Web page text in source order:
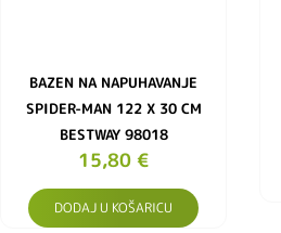
BAZEN NA NAPUHAVANJE
SPIDER-MAN 122 X 30 CM
BESTWAY 98018
15,80 €
DODAJ U KOŠARICU